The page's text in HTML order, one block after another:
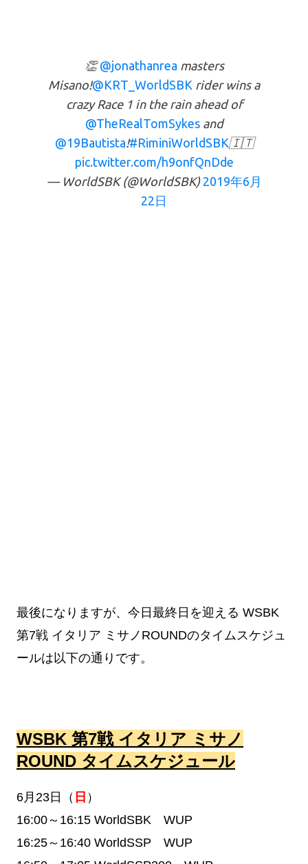
👏@jonathanrea masters
Misano!@KRT_WorldSBK rider wins a
crazy Race 1 in the rain ahead of
@TheRealTomSykesand
@19Bautista!#RiminiWorldSBK🇮🇹
pic.twitter.com/h9onfQnDde
— WorldSBK (@WorldSBK) 2019年6月
22日
最後になりますが、今日最終日を迎える WSBK
第7戦 イタリア ミサノROUNDのタイムスケジュ
ールは以下の通りです。
WSBK 第7戦 イタリア ミサノ
ROUND タイムスケジュール
6月23日（ 日 ）
16:00～16:15 WorldSBK WUP
16:25～16:40 WorldSSP WUP